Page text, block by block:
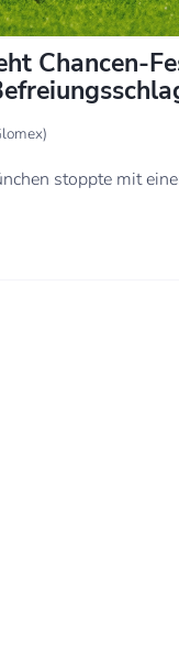
Chancen-
stoppte mit